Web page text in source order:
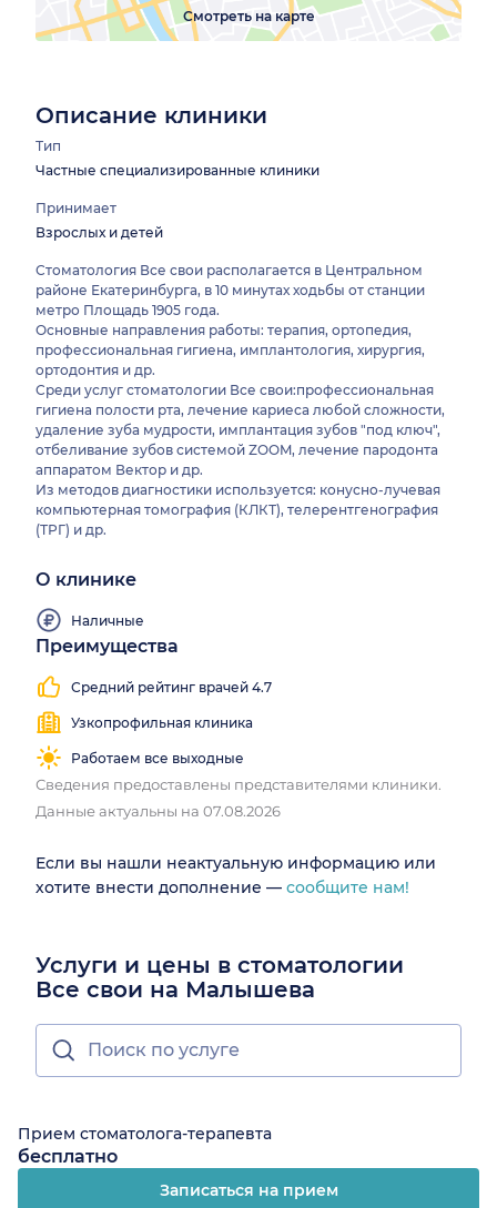
Смотреть на карте
Описание клиники
Тип
Частные специализированные клиники
Принимает
Взрослых и детей
Стоматология Все свои располагается в Центральном
районе Екатеринбурга, в 10 минутах ходьбы от станции
метро Площадь 1905 года.
Основные направления работы: терапия, ортопедия,
профессиональная гигиена, имплантология, хирургия,
ортодонтия и др.
Среди услуг стоматологии Все свои:профессиональная
гигиена полости рта, лечение кариеса любой сложности,
удаление зуба мудрости, имплантация зубов "под ключ",
отбеливание зубов системой ZOOM, лечение пародонта
аппаратом Вектор и др.
Из методов диагностики используется: конусно-лучевая
компьютерная томография (КЛКТ), телерентгенография
(ТРГ) и др.
О клинике
Наличные
Преимущества
Средний рейтинг врачей 4.7
Узкопрофильная клиника
Работаем все выходные
Сведения предоставлены представителями клиники.
Данные актуальны на 07.08.2026
Если вы нашли неактуальную информацию или
хотите внести дополнение — сообщите нам!
Услуги и цены в стоматологии
Все свои на Малышева
Прием стоматолога-терапевта
бесплатно
Записаться на прием